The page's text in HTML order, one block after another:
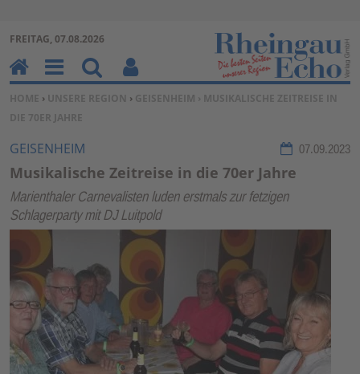
Zum Inhalt springen ↓
FREITAG, 07.08.2026
SIE BEFINDEN SICH HIER:
HOME › UNSERE REGION › GEISENHEIM › MUSIKALISCHE ZEITREISE IN
DIE 70ER JAHRE
GEISENHEIM 07.09.2023
Musikalische Zeitreise in die 70er Jahre
Marienthaler Carnevalisten luden erstmals zur fetzigen
Schlagerparty mit DJ Luitpold
H
o
m
e
M
en
u
Su
ch
en
Be
nu
un
kti
on
en